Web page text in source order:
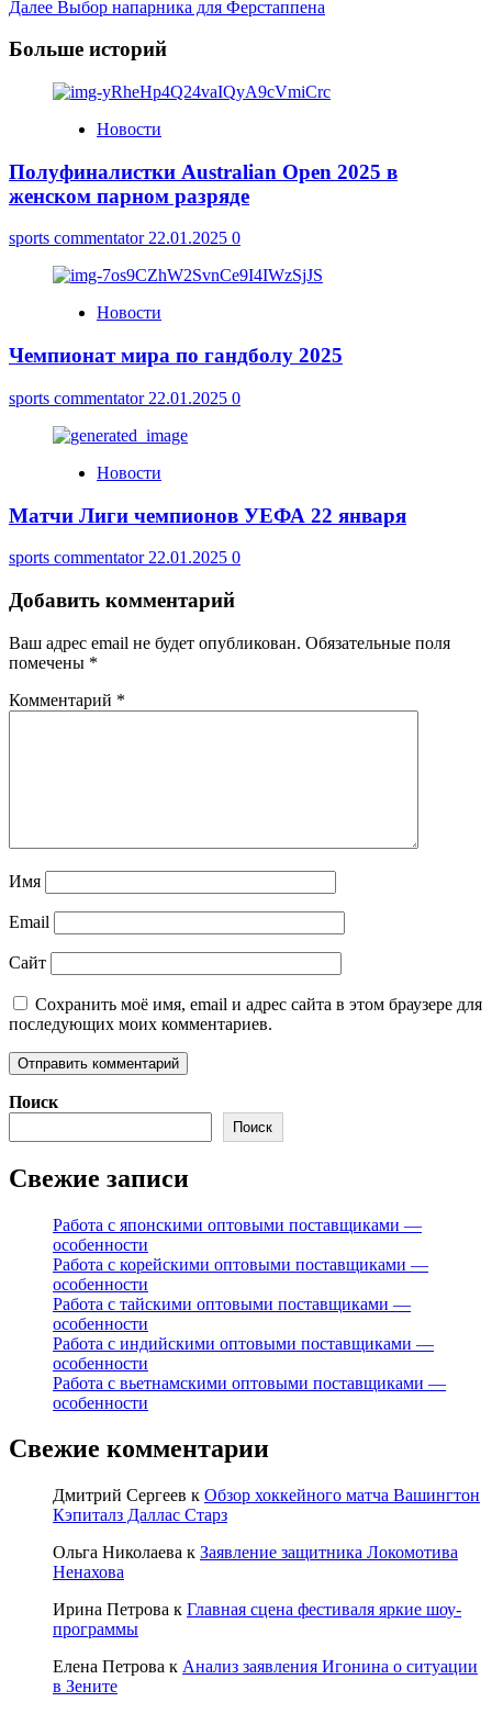
Navigation
Далее Выбор напарника для Ферстаппена
Больше историй
Новости
Полуфиналистки Australian Open 2025 в
женском парном разряде
sports commentator22.01.2025 0
Новости
Чемпионат мира по гандболу 2025
sports commentator 22.01.2025 0
Новости
Матчи Лиги чемпионов УЕФА 22 января
sports commentator 22.01.2025 0
Добавить комментарий
Ваш адрес email не будет опубликован. Обязательные поля
помечены *
Комментарий *
Имя
Email
Сайт
Сохранить моё имя, email и адрес сайта в этом браузере для
последующих моих комментариев.
Поиск
Поиск
Свежие записи
Работа с японскими оптовыми поставщиками —
особенности
Работа с корейскими оптовыми поставщиками —
особенности
Работа с тайскими оптовыми поставщиками —
особенности
Работа с индийскими оптовыми поставщиками —
особенности
Работа с вьетнамскими оптовыми поставщиками —
особенности
Свежие комментарии
Дмитрий Сергеев к Обзор хоккейного матча Вашингтон
Кэпиталз Даллас Старз
Ольга Николаева к Заявление защитника Локомотива
Ненахова
Ирина Петрова к Главная сцена фестиваля яркие шоу-
программы
Елена Петрова к Анализ заявления Игонина о ситуации
в Зените